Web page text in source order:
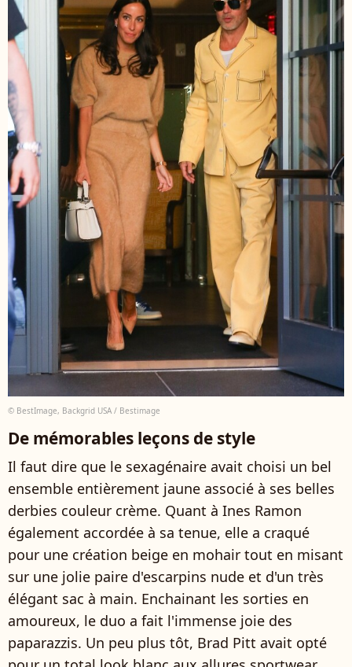
© BestImage, Backgrid USA / Bestimage
De mémorables leçons de style
Il faut dire que le sexagénaire avait choisi un bel
ensemble entièrement jaune associé à ses belles
derbies couleur crème. Quant à Ines Ramon
également accordée à sa tenue, elle a craqué
pour une création beige en mohair tout en misant
sur une jolie paire d'escarpins nude et d'un très
élégant sac à main. Enchainant les sorties en
amoureux, le duo a fait l'immense joie des
paparazzis. Un peu plus tôt, Brad Pitt avait opté